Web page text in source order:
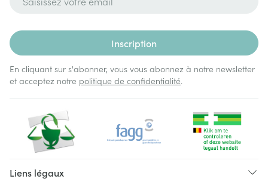
Inscription
En cliquant sur s'abonner, vous vous abonnez à notre newsletter
et acceptez notre politique de confidentialité.
Liens légaux